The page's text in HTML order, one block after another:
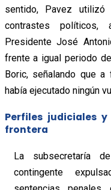
sentido, Pavez
contrastes
Presidente José
frente a igual periodo
Boric, señalando que
había ejecutado ningún
Perfiles judiciales
frontera
La subsecretaría
contingente